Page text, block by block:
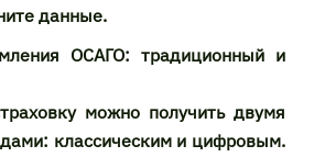
данные.
ОСАГО: традиционный и
можно получить двумя
классическим и цифровым.